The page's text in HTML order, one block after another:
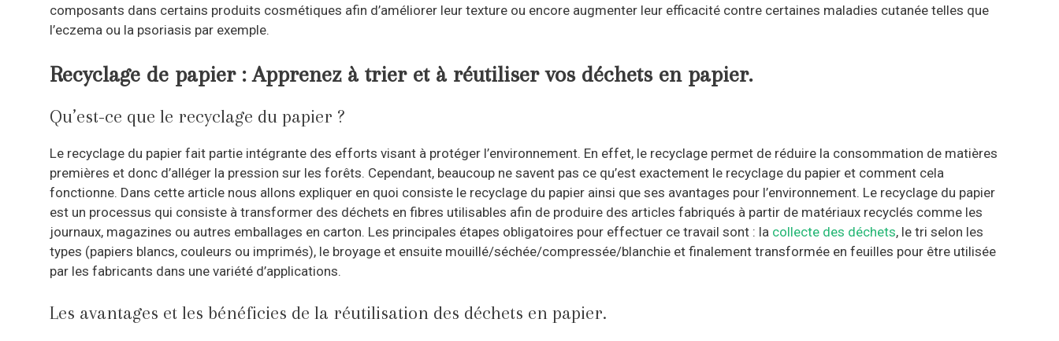
composants dans certains produits cosmétiques afin d’améliorer leur texture ou encore augmenter leur efficacité contre certaines maladies cutanée telles que
l’eczema ou la psoriasis par exemple.
Recyclage de papier : Apprenez à trier et à réutiliser vos déchets en papier.
Qu’est-ce que le recyclage du papier ?
Le recyclage du papier fait partie intégrante des efforts visant à protéger l’environnement. En effet, le recyclage permet de réduire la consommation de matières
premières et donc d’alléger la pression sur les forêts. Cependant, beaucoup ne savent pas ce qu’est exactement le recyclage du papier et comment cela
fonctionne. Dans cette article nous allons expliquer en quoi consiste le recyclage du papier ainsi que ses avantages pour l’environnement. Le recyclage du papier
est un processus qui consiste à transformer des déchets en fibres utilisables afin de produire des articles fabriqués à partir de matériaux recyclés comme les
journaux, magazines ou autres emballages en carton. Les principales étapes obligatoires pour effectuer ce travail sont : la collecte des déchets, le tri selon les
types (papiers blancs, couleurs ou imprimés), le broyage et ensuite mouillé/séchée/compressée/blanchie et finalement transformée en feuilles pour être utilisée
par les fabricants dans une variété d’applications.
Les avantages et les bénéficies de la réutilisation des déchets en papier.